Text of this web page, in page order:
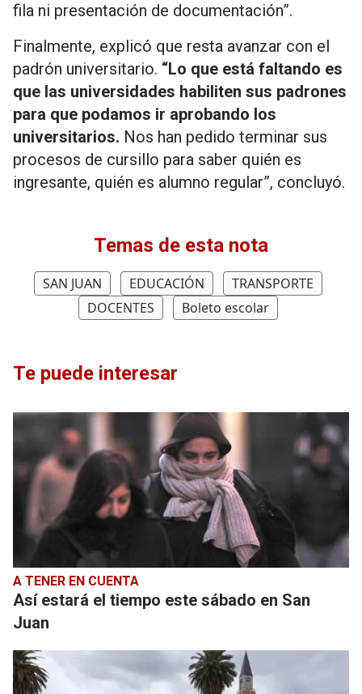
fila ni presentación de documentación”.
Finalmente, explicó que resta avanzar con el
padrón universitario. “Lo que está faltando es
que las universidades habiliten sus padrones
para que podamos ir aprobando los
universitarios. Nos han pedido terminar sus
procesos de cursillo para saber quién es
ingresante, quién es alumno regular”, concluyó.
Temas de esta nota
SAN JUAN EDUCACIÓN
TRANSPORTE
DOCENTES
Boleto escolar
Te puede interesar
A TENER EN CUENTA
Así estará el tiempo este sábado en San
Juan